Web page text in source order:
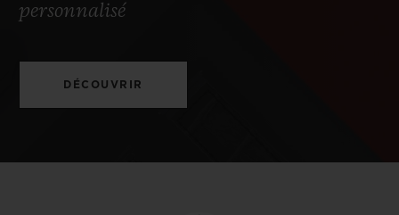
personnalisé
DÉCOUVRIR